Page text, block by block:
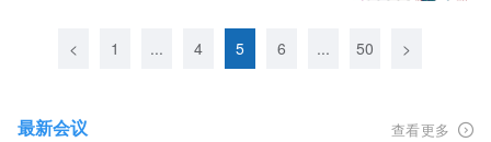
< 1 ... 4 5 6 ... 50 >
最新会议 查看更多